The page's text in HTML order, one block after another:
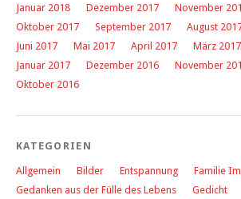
Januar 2018
Dezember 2017
November
Oktober 2017
September 2017 August
Juni 2017
Mai 2017 April 2017 März 2017
Januar 2017
Dezember 2016
November
Oktober 2016
KATEGORIEN
Allgemein Bilder Entspannung Familie
Gedanken aus der Fülle des Lebens
Gedicht